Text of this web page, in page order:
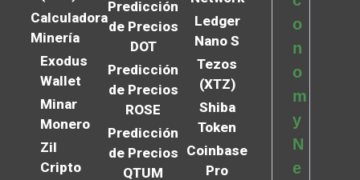
Calculadora
Minería
Exodus
Wallet
Minar
Monero
Zil
Cripto
Predicción
de Precios
DOT
Predicción
de Precios
ROSE
Predicción
de Precios
QTUM
Ledger
Nano S
Tezos
(XTZ)
Shiba
Token
Coinbase
Pro
o
n
o
m
y
N
e